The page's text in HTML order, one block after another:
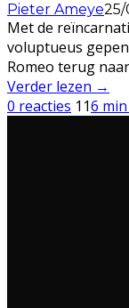
Pieter Ameye25/
Met de
voluptueus
Romeo terug
Verder lezen →
0 reacties 116